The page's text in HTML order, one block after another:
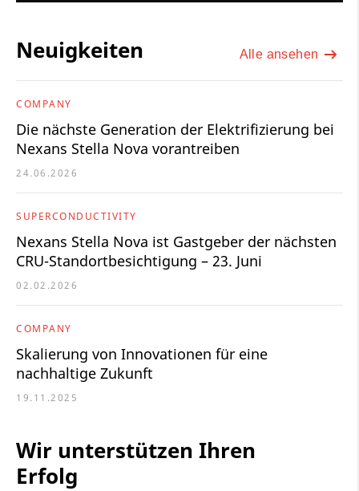
Neuigkeiten Alle ansehen
COMPANY
Die nächste Generation der Elektrifizierung bei
Nexans Stella Nova vorantreiben
24.06.2026
SUPERCONDUCTIVITY
Nexans Stella Nova ist Gastgeber der nächsten
CRU-Standortbesichtigung – 23. Juni
02.02.2026
COMPANY
Skalierung von Innovationen für eine
nachhaltige Zukunft
19.11.2025
Wir unterstützen Ihren
Erfolg